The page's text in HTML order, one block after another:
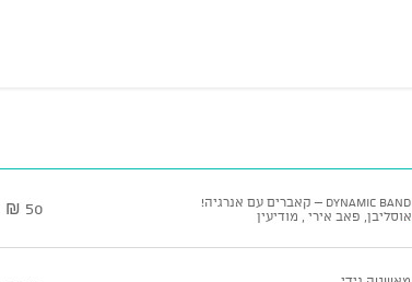
אוסליבן, פאב אירי , מודיעין 50 ₪